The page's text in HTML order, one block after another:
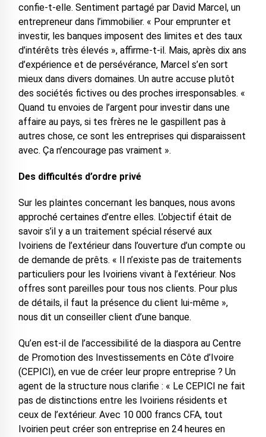
confie-t-elle. Sentiment partagé par David Marcel, un
entrepreneur dans l’immobilier. « Pour emprunter et
investir, les banques imposent des limites et des taux
d’intérêts très élevés », affirme-t-il. Mais, après dix ans
d’expérience et de persévérance, Marcel s’en sort
mieux dans divers domaines. Un autre accuse plutôt
des sociétés fictives ou des proches irresponsables. «
Quand tu envoies de l’argent pour investir dans une
affaire au pays, si tes frères ne le gaspillent pas à
autres chose, ce sont les entreprises qui disparaissent
avec. Ça n’encourage pas vraiment ».
Des difficultés d’ordre privé
Sur les plaintes concernant les banques, nous avons
approché certaines d’entre elles. L’objectif était de
savoir s’il y a un traitement spécial réservé aux
Ivoiriens de l’extérieur dans l’ouverture d’un compte ou
de demande de prêts. « Il n’existe pas de traitements
particuliers pour les Ivoiriens vivant à l’extérieur. Nos
offres sont pareilles pour tous nos clients. Pour plus
de détails, il faut la présence du client lui-même »,
nous dit un conseiller client d’une banque.
Qu’en est-il de l’accessibilité de la diaspora au Centre
de Promotion des Investissements en Côte d’Ivoire
(CEPICI), en vue de créer leur propre entreprise ? Un
agent de la structure nous clarifie : « Le CEPICI ne fait
pas de distinctions entre les Ivoiriens résidents et
ceux de l’extérieur. Avec 10 000 francs CFA, tout
Ivoirien peut créer son entreprise en 24 heures en